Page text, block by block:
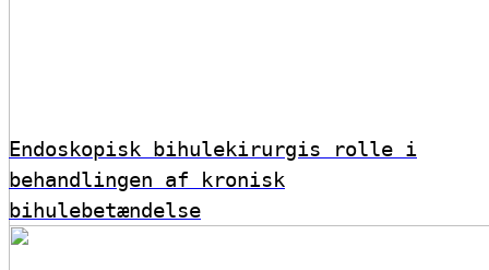
Endoskopisk bihulekirurgis rolle i
behandlingen af kronisk
bihulebetændelse